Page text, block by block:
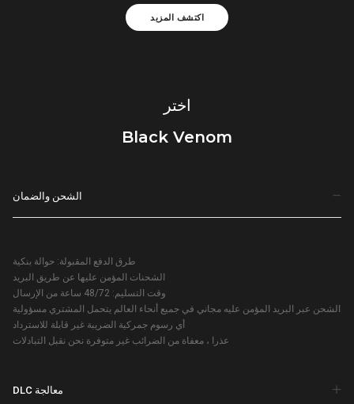
اكتشف المزيد
اختر
Black Venom
الشحن والضمان
طرق الدفع المقبولة: حوالة بنكية
الشحنات المؤمن عليها عن طريق البريد
وقت التسليم: 48/72 ساعة من الإرسال
الشحن عبر البريد المؤمن عليه مجاني في جميع أنحاء العالم يتحمل المشتري مسؤولية
أي رسوم جمركية الضريبة غير قابلة للاسترداد
عذرا ، معفاة من الضرائب غير متوفرة نحن نقبل التبادلات
DLC معالجة